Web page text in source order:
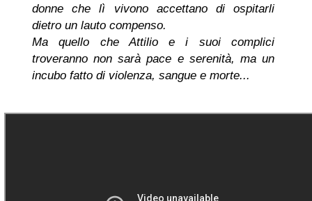
donne che lì vivono accettano di ospitarli
dietro un lauto compenso.
Ma quello che Attilio e i suoi complici
troveranno non sarà pace e serenità, ma un
incubo fatto di violenza, sangue e morte...